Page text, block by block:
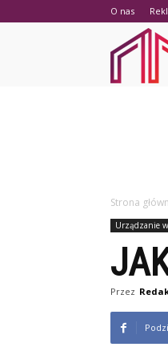
O nas
Strona
Urządzanie
Przez